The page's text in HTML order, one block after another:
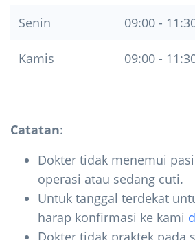
Senin 09:00 -
Kamis 09:00 -
Catatan:
Dokter tidak menemui
operasi atau sedang cuti.
Untuk tanggal terdekat
harap konfirmasi ke kami